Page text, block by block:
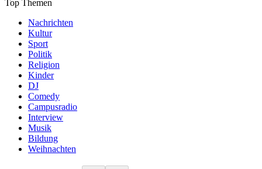
Top Themen
Nachrichten
Kultur
Sport
Politik
Religion
Kinder
DJ
Comedy
Campusradio
Interview
Musik
Bildung
Weihnachten